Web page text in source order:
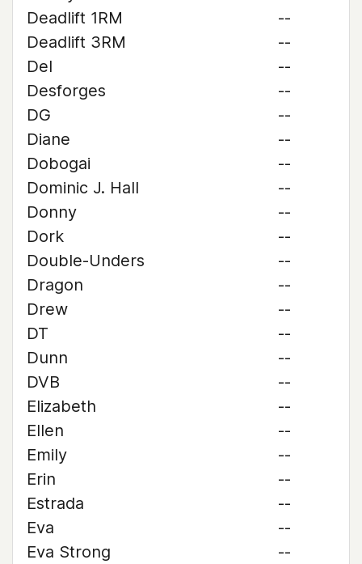
Deadlift 1RM
--
Deadlift 3RM
--
Del
--
Desforges
--
DG
--
Diane
--
Dobogai
--
Dominic J. Hall
--
Donny
--
Dork
--
Double-Unders
--
Dragon
--
Drew
--
DT
--
Dunn
--
DVB
--
Elizabeth
--
Ellen
--
Emily
--
Erin
--
Estrada
--
Eva
--
Eva Strong
--